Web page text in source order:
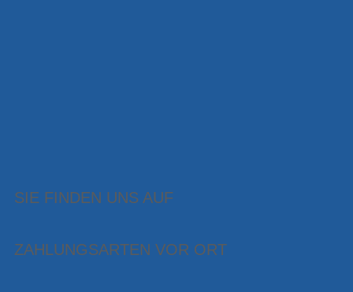
SIE FINDEN UNS AUF
ZAHLUNGSARTEN VOR ORT